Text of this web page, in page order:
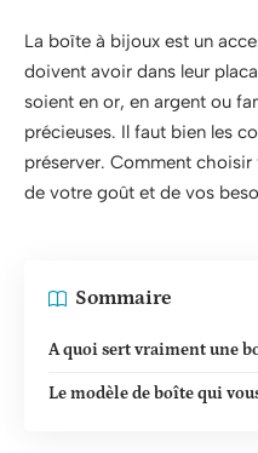
La boîte à bijoux est un
doivent avoir dans leur
soient en or, en argent ou
précieuses. Il faut bien les
préserver. Comment
de votre goût et de vos
Sommaire
A quoi sert vraiment une
Le modèle de boîte qui